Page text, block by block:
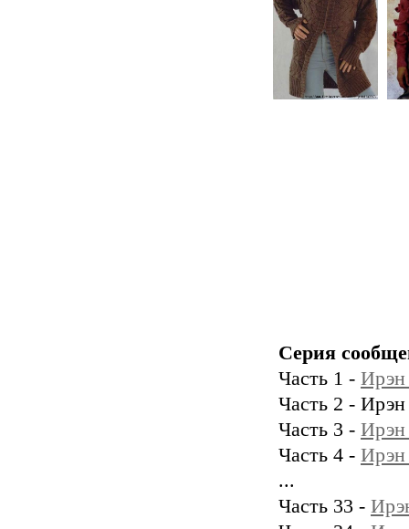
Серия
Часть 1 -
Часть 2 -
Часть 3 -
Часть 4 -
...
Часть 33 -